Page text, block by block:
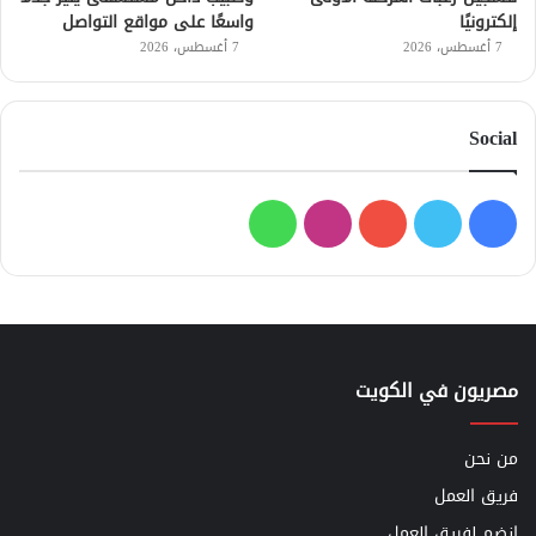
إلكترونيًا
7 أغسطس، 2026
واسعًا على مواقع التواصل
7 أغسطس، 2026
Social
فيسبوك
تويتر يوتيوبانستقرامواتساب
مصريون في الكويت
من نحن
فريق العمل